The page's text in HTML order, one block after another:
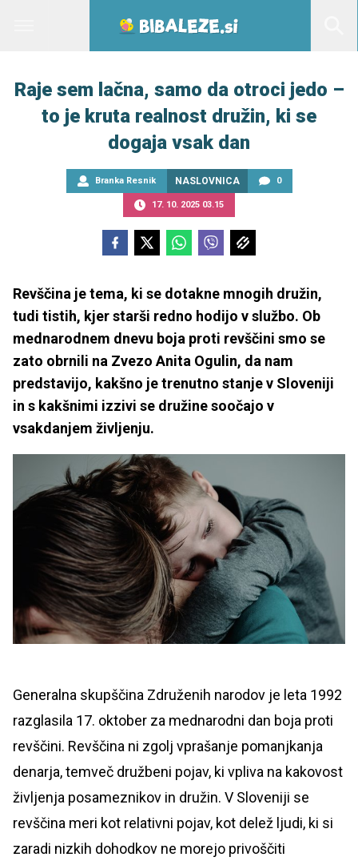
Raje sem lačna, samo da otroci jedo –
to je kruta realnost družin, ki se
dogaja vsak dan
Branka Resnik NASLOVNICA 0
17. 10. 2025 03.15
Revščina je tema, ki se dotakne mnogih družin,
tudi tistih, kjer starši redno hodijo v službo. Ob
mednarodnem dnevu boja proti revščini smo se
zato obrnili na Zvezo Anita Ogulin, da nam
predstavijo, kakšno je trenutno stanje v Sloveniji
in s kakšnimi izzivi se družine soočajo v
vsakdanjem življenju.
Generalna skupščina Združenih narodov je leta 1992
razglasila 17. oktober za mednarodni dan boja proti
revščini. Revščina ni zgolj vprašanje pomanjkanja
denarja, temveč družbeni pojav, ki vpliva na kakovost
življenja posameznikov in družin. V Sloveniji se
revščina meri kot relativni pojav, kot delež ljudi, ki si
zaradi nizkih dohodkov ne morejo privoščiti